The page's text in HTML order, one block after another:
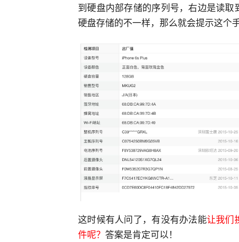
到硬盘内部存储的序列号，右边是读
硬盘存储的不一样，那么就会提示这个
这时候有人问了，有没有办法能让我们
件呢？ 答案是肯定可以！